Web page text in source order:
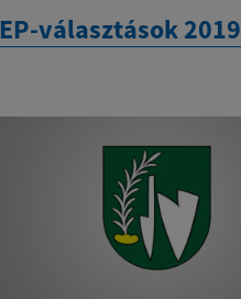
EP-választások 2019